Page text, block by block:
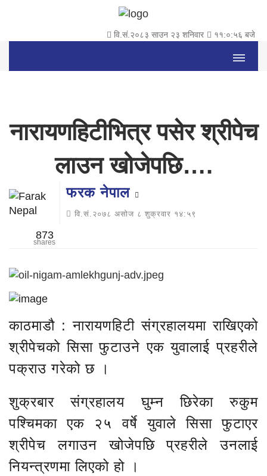
वि.सं.२०८३ साउन २३ शनिवार ११:०:५७ बजे
नारायणहिटीभित्र पसेर श्रीपेच
लाउन खोजेपछि….
फरक नेपाल
वि.सं.२०७८ असोज ८ शुक्रवार १४:५९
873
shares
काठमाडौ : नारायणहिटी संग्रहालयमा राखिएको
श्रीपेचको सिसा फुटाउने एक युवालाई प्रहरीले
पक्राउ गरेको छ ।
शुक्रबार संग्रहालय घुम्न छिरेका रुकुम
पश्चिमका एक २५ वर्षे युवाले सिसा फुटाएर
श्रीपेच लगाउन खोजेपछि प्रहरीले उनलाई
नियन्त्रणमा लिएको हो ।